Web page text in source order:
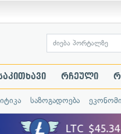
რჩეული
საზოგადოება